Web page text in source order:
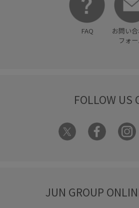
FAQ
お問い
フォ
FOLLOW US
JUN GROUP